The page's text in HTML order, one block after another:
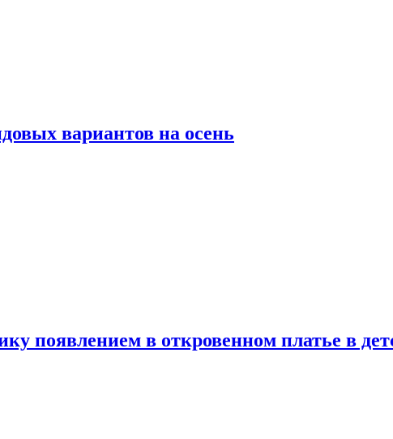
вариантов на осень
появлением в откровенном платье в